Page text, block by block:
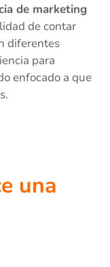
de marketing
de contar
diferentes
para
enfocado a que
una